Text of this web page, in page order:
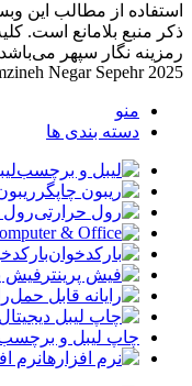
استفاده از مطالب این
ذکر منبع بلامانع است.
رمزینه نگار سپهر
Negar Sepehr 2025 ©
منو
دسته بندی ها
رول
فیش
چاپ لیبل و
نرم